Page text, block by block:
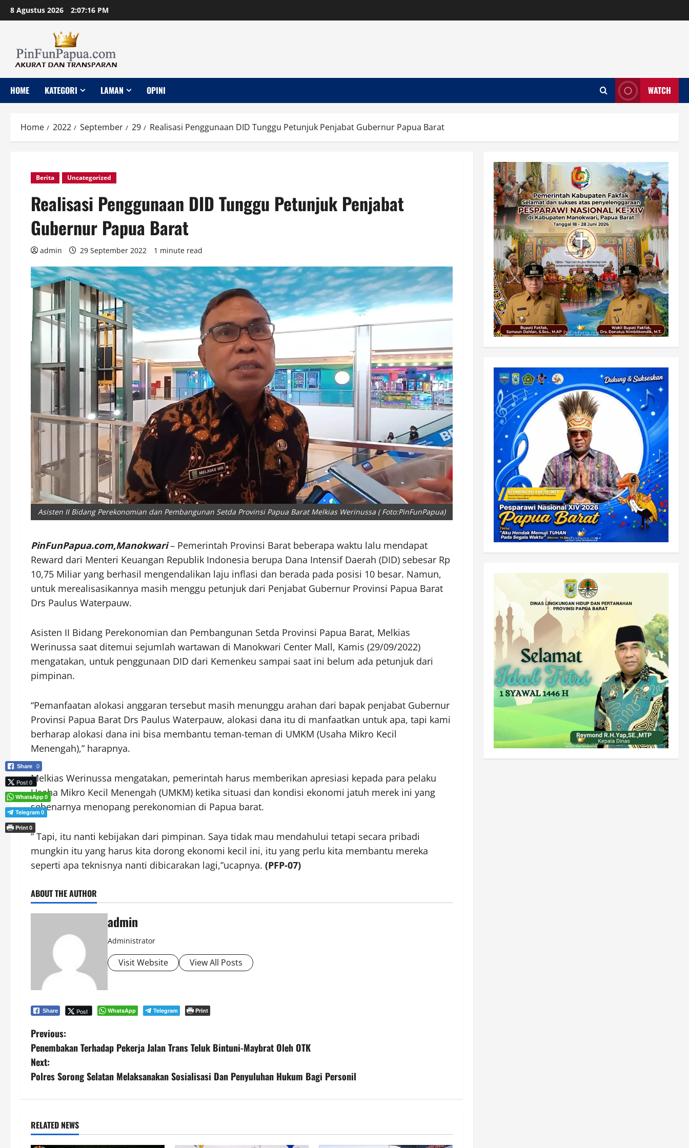
Skip
to
8 Agustus 2026 2:07:17 PM
HOME KATEGORI LAMAN OPINI WATCH
Home 2022 September 29 Realisasi Penggunaan DID Tunggu Petunjuk Penjabat Gubernur Papua Barat
Berita Uncategorized
Realisasi Penggunaan DID Tunggu Petunjuk Penjabat
Gubernur Papua Barat
admin 29 September 2022 1 minute read
Asisten II Bidang Perekonomian dan Pembangunan Setda Provinsi Papua Barat Melkias Werinussa ( Foto:PinFunPapua)
PinFunPapua.com,Manokwari– Pemerintah Provinsi Barat beberapa waktu lalu mendapat
Reward dari Menteri Keuangan Republik Indonesia berupa Dana Intensif Daerah (DID) sebesar Rp
10,75 Miliar yang berhasil mengendalikan laju inflasi dan berada pada posisi 10 besar. Namun,
untuk merealisasikannya masih menggu petunjuk dari Penjabat Gubernur Provinsi Papua Barat
Drs Paulus Waterpauw.
Asisten II Bidang Perekonomian dan Pembangunan Setda Provinsi Papua Barat, Melkias
Werinussa saat ditemui sejumlah wartawan di Manokwari Center Mall, Kamis (29/09/2022)
mengatakan, untuk penggunaan DID dari Kemenkeu sampai saat ini belum ada petunjuk dari
pimpinan.
“Pemanfaatan alokasi anggaran tersebut masih menunggu arahan dari bapak penjabat Gubernur
Provinsi Papua Barat Drs Paulus Waterpauw, alokasi dana itu di manfaatkan untuk apa, tapi kami
berharap alokasi dana ini bisa membantu teman-teman di UMKM (Usaha Mikro Kecil
Menengah),” harapnya.
Melkias Werinussa mengatakan, pemerintah harus memberikan apresiasi kepada para pelaku
Usaha Mikro Kecil Menengah (UMKM) ketika situasi dan kondisi ekonomi jatuh merek ini yang
sebenarnya menopang perekonomian di Papua barat.
” Tapi, itu nanti kebijakan dari pimpinan. Saya tidak mau mendahului tetapi secara pribadi
mungkin itu yang harus kita dorong ekonomi kecil ini, itu yang perlu kita membantu mereka
seperti apa teknisnya nanti dibicarakan lagi,”ucapnya. (PFP-07)
ABOUT THE AUTHOR
admin
Administrator
Visit Website View All Posts
Share Post WhatsApp Telegram Print
P
o
s
n
Previous:
Penembakan Terhadap Pekerja Jalan Trans Teluk Bintuni-Maybrat Oleh OTK
Next:
Polres Sorong Selatan Melaksanakan Sosialisasi Dan Penyuluhan Hukum Bagi Personil
RELATED NEWS
Share 0
Post 0
WhatsApp0
Telegram 0
Print0